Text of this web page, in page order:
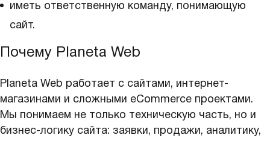
иметь ответственную команду, понимающую
сайт.
Почему Planeta Web
Planeta Web работает с сайтами, интернет-
магазинами и сложными eCommerce проектами.
Мы понимаем не только техническую часть, но и
бизнес-логику сайта: заявки, продажи, аналитику,